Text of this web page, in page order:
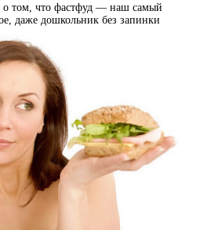
о том, что фастфуд — наш самый
дажедошкольник без запинки